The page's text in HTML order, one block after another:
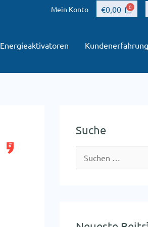
Mein Konto €0,00
Energieaktivatoren Kundenerfahrung
Suche